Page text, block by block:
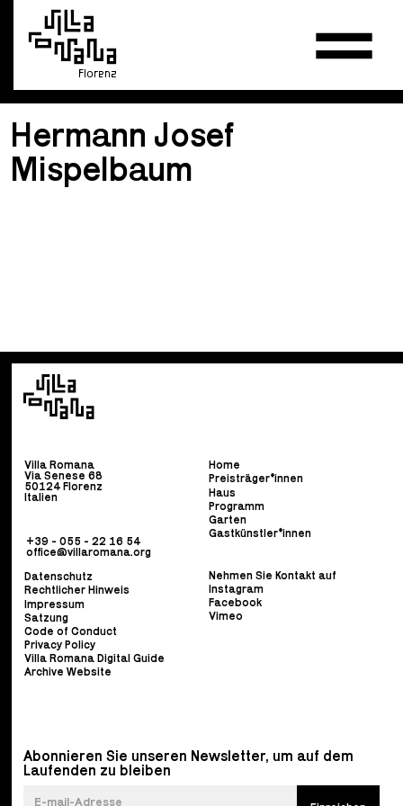
Florenz
Hermann Josef
Mispelbaum
Villa Romana
Via Senese 68
50124 Florenz
Italien
+39 - 055 - 22 16 54
office@villaromana.org
Home
Preisträger*innen
Haus
Programm
Garten
Gastkünstler*innen
Datenschutz
Rechtlicher Hinweis
Impressum
Satzung
Code of Conduct
Privacy Policy
Villa Romana Digital Guide
Archive Website
Nehmen Sie Kontakt auf
Instagram
Facebook
Vimeo
Abonnieren Sie unseren Newsletter, um auf dem
Laufenden zu bleiben